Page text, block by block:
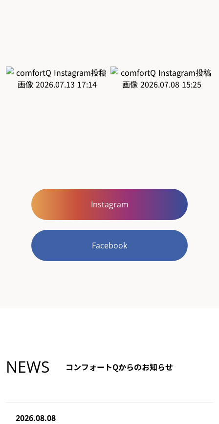
Instagram
Facebook
NEWS コンフォートQからのお知らせ
2026.08.08